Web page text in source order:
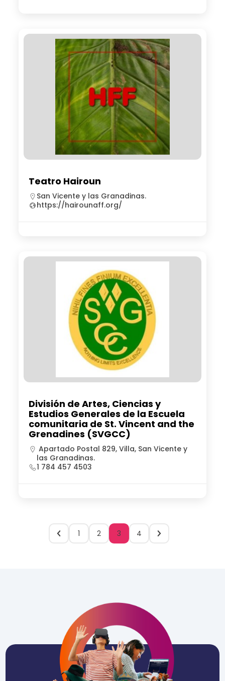
Teatro Hairoun
San Vicente y las Granadinas.
https://hairounaff.org/
División de Artes, Ciencias y
Estudios Generales de la Escuela
comunitaria de St. Vincent and the
Grenadines (SVGCC)
Apartado Postal 829, Villa, San Vicente y
las Granadinas.
1 784 457 4503
1 2 3 4